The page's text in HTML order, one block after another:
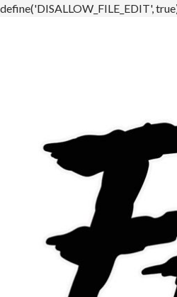
define('DISALLOW_FILE_EDIT',